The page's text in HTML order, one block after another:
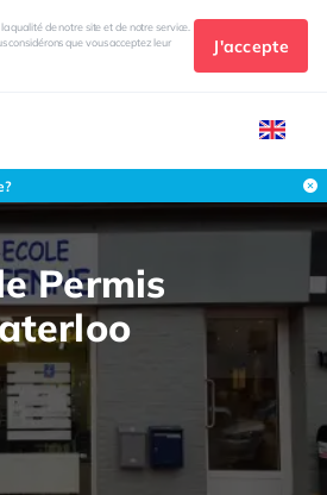
qualité de notre site et de notre service.
considérons que vous acceptez leur
J'accepte
Permis